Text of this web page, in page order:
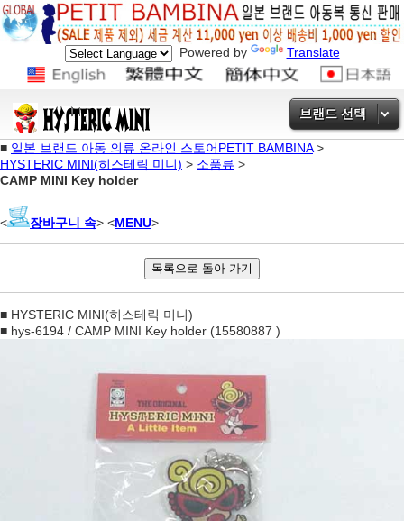
Powered by Translate
브랜드 선택
■ 일본 브랜드 아동 의류 온라인 스토어PETIT BAMBINA>
HYSTERIC MINI(히스테릭 미니) > 소품류 >
CAMP MINI Key holder
< 장바구니 속> <MENU>
■ HYSTERIC MINI(히스테릭 미니)
■ hys-6194 / CAMP MINI Key holder (15580887 )